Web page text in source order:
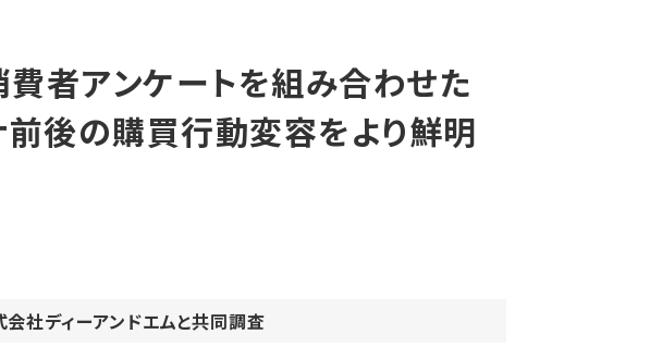
者アンケートを組み合わせた
後の購買行動変容をより鮮明
社ディーアンドエムと共同調査